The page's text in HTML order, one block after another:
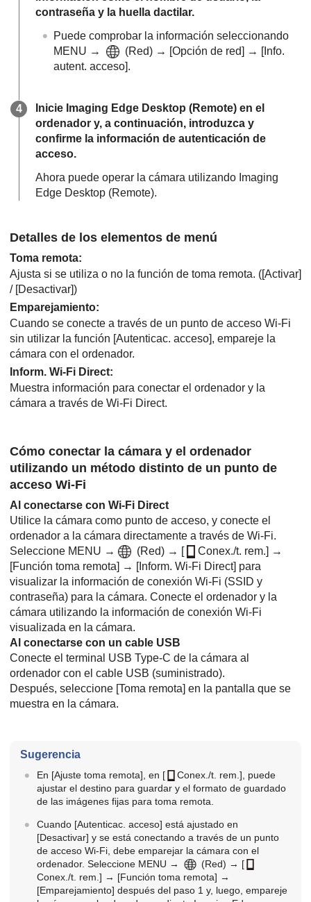
contraseña y la huella dactilar.
Puede comprobar la información seleccionando
MENU → (Red) → [Opción de red] → [Info.
autent. acceso].
Inicie Imaging Edge Desktop (Remote) en el
ordenador y, a continuación, introduzca y
confirme la información de autenticación de
acceso.
Ahora puede operar la cámara utilizando Imaging
Edge Desktop (Remote).
Detalles de los elementos de menú
Toma remota:
Ajusta si se utiliza o no la función de toma remota. ([Activar]
/ [Desactivar])
Emparejamiento:
Cuando se conecte a través de un punto de acceso Wi-Fi
sin utilizar la función [Autenticac. acceso], empareje la
cámara con el ordenador.
Inform. Wi-Fi Direct:
Muestra información para conectar el ordenador y la
cámara a través de Wi-Fi Direct.
Cómo conectar la cámara y el ordenador
utilizando un método distinto de un punto de
acceso Wi-Fi
Al conectarse con Wi-Fi Direct
Utilice la cámara como punto de acceso, y conecte el
ordenador a la cámara directamente a través de Wi-Fi.
Seleccione MENU → (Red) → [ Conex./t. rem.] →
[Función toma remota] → [Inform. Wi-Fi Direct] para
visualizar la información de conexión Wi-Fi (SSID y
contraseña) para la cámara. Conecte el ordenador y la
cámara utilizando la información de conexión Wi-Fi
visualizada en la cámara.
Al conectarse con un cable USB
Conecte el terminal USB Type-C de la cámara al
ordenador con el cable USB (suministrado).
Después, seleccione [Toma remota] en la pantalla que se
muestra en la cámara.
Sugerencia
En [Ajuste toma remota] , en [ Conex./t. rem.] , puede
ajustar el destino para guardar y el formato de guardado
de las imágenes fijas para toma remota.
Cuando [Autenticac. acceso] está ajustado en
[Desactivar] y se está conectando a través de un punto
de acceso Wi-Fi, debe emparejar la cámara con el
ordenador. Seleccione MENU → (Red) → [
Conex./t. rem.] → [Función toma remota] →
[Emparejamiento] después del paso 1 y, luego, empareje